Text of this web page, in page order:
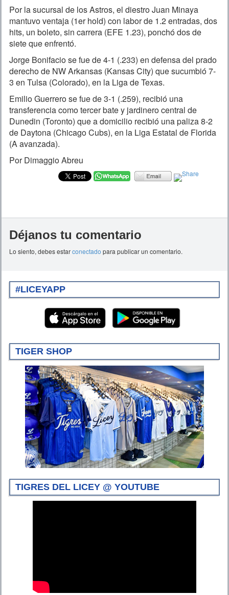
Por la sucursal de los Astros, el diestro Juan Minaya
mantuvo ventaja (1er hold) con labor de 1.2 entradas, dos
hits, un boleto, sin carrera (EFE 1.23), ponchó dos de
siete que enfrentó.
Jorge Bonifacio se fue de 4-1 (.233) en defensa del prado
derecho de NW Arkansas (Kansas City) que sucumbió 7-
3 en Tulsa (Colorado), en la Liga de Texas.
Emilio Guerrero se fue de 3-1 (.259), recibió una
transferencia como tercer bate y jardinero central de
Dunedin (Toronto) que a domicilio recibió una paliza 8-2
de Daytona (Chicago Cubs), en la Liga Estatal de Florida
(A avanzada).
Por Dimaggio Abreu
Déjanos tu comentario
Lo siento, debes estarconectado para publicar un comentario.
#LICEYAPP
TIGER SHOP
TIGRES DEL LICEY @ YOUTUBE